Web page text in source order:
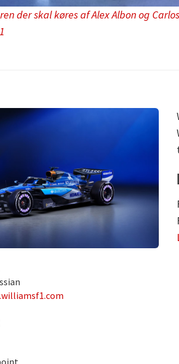
der skal køres af Alex Albon og